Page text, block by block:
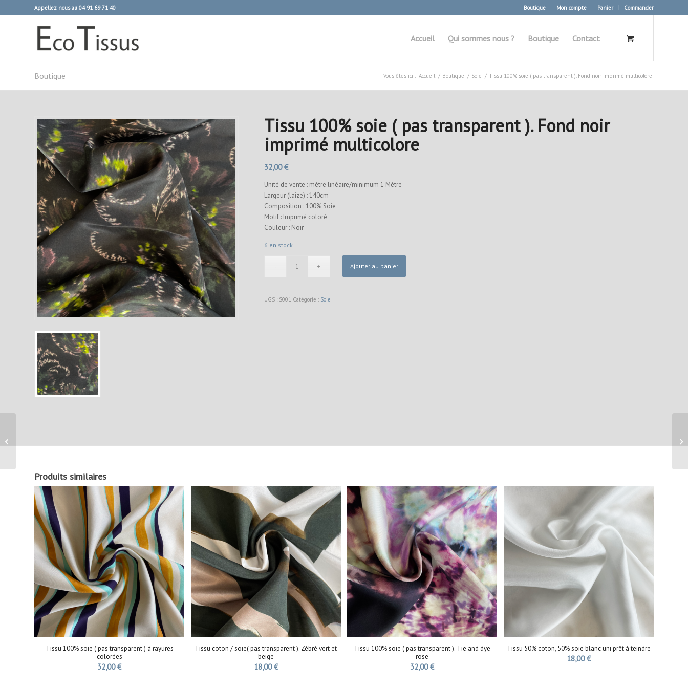
Boutique Mon compte Panier Commander
Appellez nous au 04 91 69 71 40
Accueil Qui sommes nous ? Boutique Contact
Boutique Vous êtes ici : Accueil / Boutique / Soie / Tissu 100% soie ( pas transparent ). Fond noir imprimé multicolore
Tissu 100% soie ( pas transparent ). Fond noir
imprimé multicolore
32,00€
Unité de vente : mètre linéaire/minimum 1 Mètre
Largeur (laize) : 140cm
Composition : 100% Soie
Motif : Imprimé coloré
Couleur : Noir
6 en stock
Ajouter au panier
UGS : S001 Catégorie : Soie
Produits similaires
Tissu 100% soie ( pas transparent ) à rayures
colorées
32,00€
Tissu coton / soie( pas transparent ). Zébré vert et
beige
18,00€
Tissu 100% soie ( pas transparent ). Tie and dye
rose
32,00€
Tissu 50% coton, 50% soie blanc uni prêt à teindre
18,00€